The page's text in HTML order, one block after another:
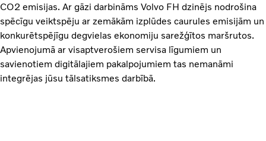
CO2 emisijas. Ar gāzi darbināms Volvo FH dzinējs nodrošina
spēcīgu veiktspēju ar zemākām izplūdes caurules emisijām un
konkurētspējīgu degvielas ekonomiju sarežģītos maršrutos.
Apvienojumā ar visaptverošiem servisa līgumiem un
savienotiem digitālajiem pakalpojumiem tas nemanāmi
integrējas jūsu tālsatiksmes darbībā.